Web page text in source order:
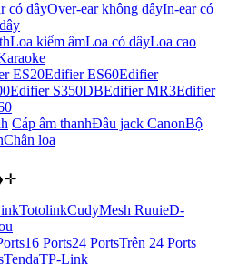
có dâyOver-ear không dâyIn-ear có
Loa kiểm âmLoa có dâyLoa cao
ES20Edifier ES60Edifier
Edifier S350DBEdifier MR3Edifier
Cáp âm thanhĐầu jack CanonBộ
Chân loa
✛
TotolinkCudyMesh RuuieD-
16 Ports24 PortsTrên 24 Ports
TendaTP-Link